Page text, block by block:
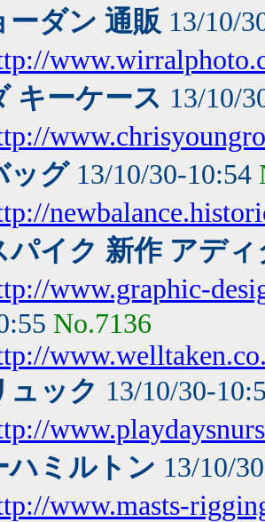
ーダン 通販 13/10/
キーケース 13/10/
ッグ13/10/30-10:54
パイク 新作 アディ
www.graphic-
No.7136
ュック 13/10/30-
ハミルトン 13/10/
www.masts-